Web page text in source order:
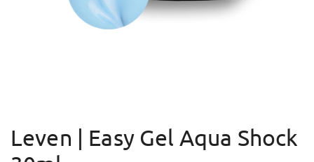
Leven | Easy Gel Aqua Shock